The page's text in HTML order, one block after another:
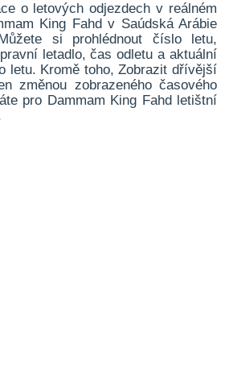
o letových odjezdech v reálném
King Fahd v Saúdská Arábie
si prohlédnout číslo letu,
letadlo, čas odletu a aktuální
letu. Kromě toho, Zobrazit dřívější
změnou zobrazeného časového
pro Dammam King Fahd letištní